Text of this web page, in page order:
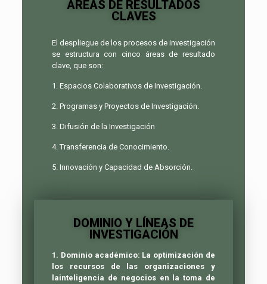
ÁREAS DE RESULTADOS
CLAVES
El despliegue de los procesos de investigación
se estructura con cinco áreas de resultado
clave, que son:
1. Espacios Colaborativos de Investigación.
2. Programas y Proyectos de Investigación.
3. Difusión de la Investigación
4. Transferencia de Conocimiento.
5. Innovación y Capacidad de Absorción.
DOMINIO Y LÍNEAS DE
INVESTIGACIÓN
1. Dominio académico: La optimización de
los recursos de las organizaciones y
lainteligencia de negocios en la toma de